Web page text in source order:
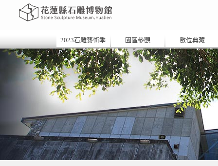
2023石雕藝術季 園區參觀 數位典藏